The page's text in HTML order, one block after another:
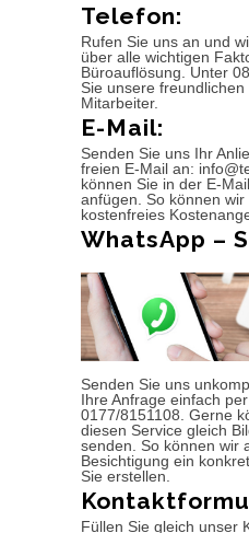
Telefon:
Rufen Sie uns an und
über alle wichtigen
Büroauflösung. Unter
Sie unsere
Mitarbeiter.
E-Mail:
Senden Sie uns Ihr
freien E-Mail an:
können Sie in der E-
anfügen. So können
kostenfreies
WhatsApp –
Senden Sie uns
Ihre Anfrage einfach
0177/8151108. Gerne
diesen Service gleich
senden. So können wir
Besichtigung ein
Sie erstellen.
Füllen Sie gleich unser